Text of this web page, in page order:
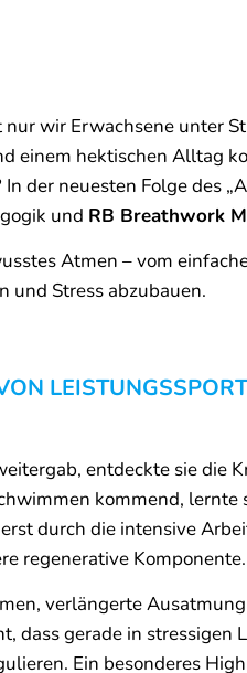
wir Erwachsene unter
einem hektischen Alltag
der neuesten Folge des
und RB Breathwork
Atmen – vom
und Stress abzubauen.
entdeckte sie die
kommend,
durch die intensive
regenerative Komponente.
verlängerte
dass gerade in stressigen
Ein besonderes